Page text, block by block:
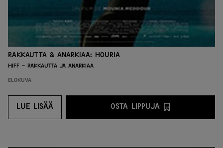
Rakkautta & Anarkiaa: Houria
HIFF - Rakkautta ja anarkiaa
Elokuva
LUE LISÄÄ
LUE LISÄÄ OSTA LIPPUJA
OSTA LIPPUJA